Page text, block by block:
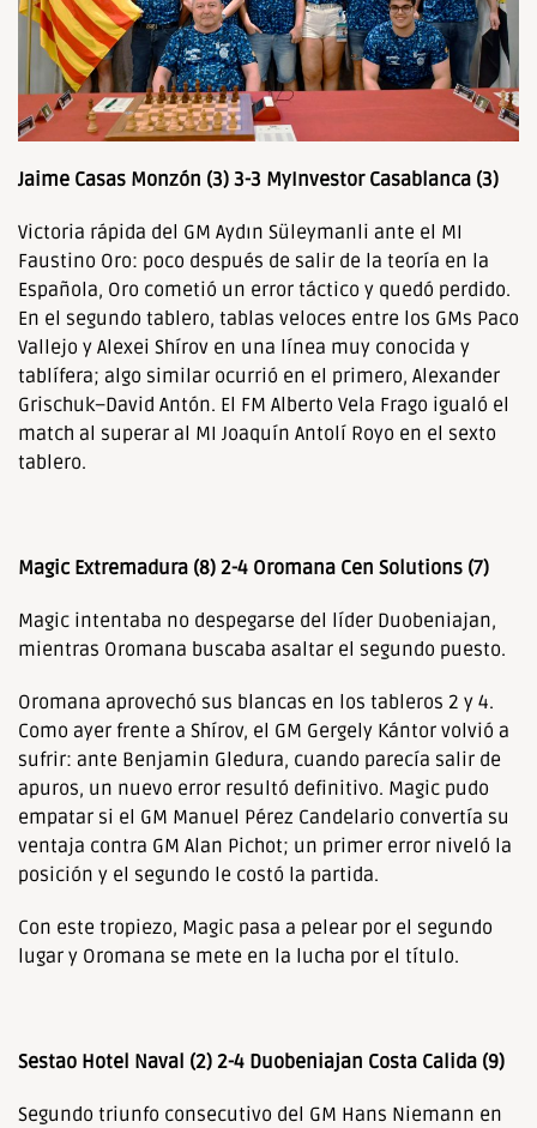
Jaime Casas Monzón (3) 3-3 MyInvestor Casablanca (3)
Victoria rápida del GM Aydın Süleymanli ante el MI
Faustino Oro: poco después de salir de la teoría en la
Española, Oro cometió un error táctico y quedó perdido.
En el segundo tablero, tablas veloces entre los GMs Paco
Vallejo y Alexei Shírov en una línea muy conocida y
tablífera; algo similar ocurrió en el primero, Alexander
Grischuk–David Antón. El FM Alberto Vela Frago igualó el
match al superar al MI Joaquín Antolí Royo en el sexto
tablero.
Magic Extremadura (8) 2-4 Oromana Cen Solutions (7)
Magic intentaba no despegarse del líder Duobeniajan,
mientras Oromana buscaba asaltar el segundo puesto.
Oromana aprovechó sus blancas en los tableros 2 y 4.
Como ayer frente a Shírov, el GM Gergely Kántor volvió a
sufrir: ante Benjamin Gledura, cuando parecía salir de
apuros, un nuevo error resultó definitivo. Magic pudo
empatar si el GM Manuel Pérez Candelario convertía su
ventaja contra GM Alan Pichot; un primer error niveló la
posición y el segundo le costó la partida.
Con este tropiezo, Magic pasa a pelear por el segundo
lugar y Oromana se mete en la lucha por el título.
Sestao Hotel Naval (2) 2-4 Duobeniajan Costa Calida (9)
Segundo triunfo consecutivo del GM Hans Niemann en